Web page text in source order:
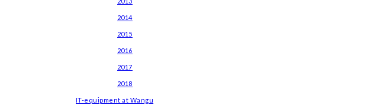
2014
2015
2016
2017
2018
IT-equipment at Wangu